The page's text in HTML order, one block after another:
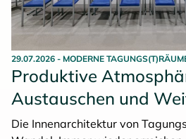
29.07.2026 - MODERNE
Produktive
Austauschen und
Die Innenarchitektur von